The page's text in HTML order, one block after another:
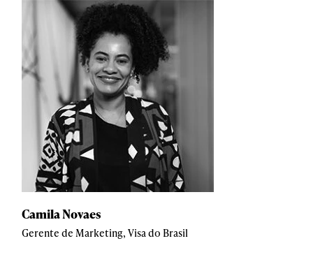
Camila Novaes
Gerente de Marketing, Visa do Brasil